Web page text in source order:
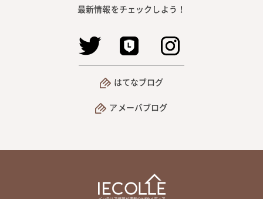
最新情報をチェックしよう！
はてなブログ
アメーバブログ